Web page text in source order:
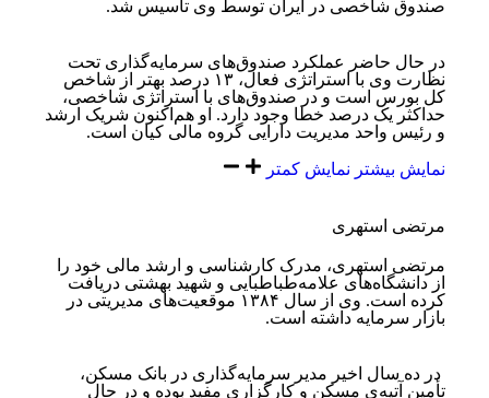
صندوق شاخصی در ایران توسط وی تأسیس شد.
در حال حاضر عملکرد ‏‏صندوق‌های سرمایه‌گذاری تحت
نظارت وی با استراتژی فعال، ۱۳ درصد بهتر از شاخص
کل بورس است و در صندوق‌های با ‏‏استراتژی شاخصی،
حداکثر یک درصد خطا وجود دارد. او هم‌اکنون شریک ارشد
و رئیس واحد مدیریت دارایی گروه مالی کیان ‏‏است. ‏
نمایش بیشتر نمایش کمتر
مرتضی استهری
مرتضی استهری، مدرک کارشناسی و ارشد مالی خود را
از دانشگاه‌های علامه‌طباطبایی و شهید بهشتی دریافت
کرده است. ‏وی از سال ۱۳۸۴ موقعیت‌های مدیریتی در
بازار سرمایه داشته است.
در ده سال اخیر مدیر ‏سرمایه‌گذاری در بانک مسکن،
‏تأمین آتیه‌ی مسکن و کارگزاری مفید بوده و در حال